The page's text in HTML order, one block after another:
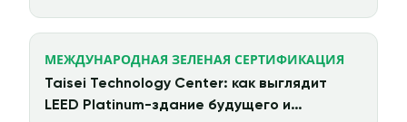
МЕЖДУНАРОДНАЯ ЗЕЛЕНАЯ СЕРТИФИКАЦИЯ
Taisei Technology Center: как выглядит
LEED Platinum-здание будущего и